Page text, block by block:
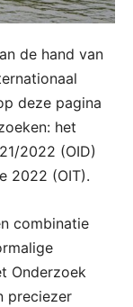
de hand van
deze pagina
het
2022 (OID)
2022 (OIT).
combinatie
Onderzoek
preciezer